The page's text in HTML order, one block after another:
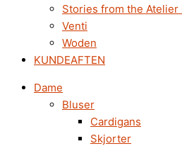
Stories from the Atelier
Venti
Woden
KUNDEAFTEN
Dame
Bluser
Cardigans
Skjorter